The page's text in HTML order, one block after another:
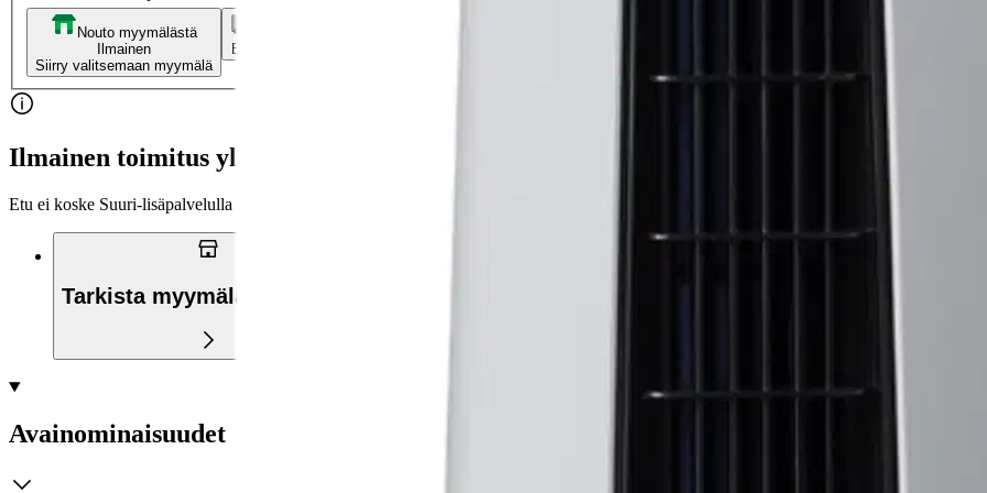
Nouto myymälästä
Ilmainen
Siirry valitsemaan myymälä
Ei saatavilla
Ilmainen toimitus yli 100 €:n tilauksille Postin pakettiautomaattiin tai
Etu ei koske Suuri‑lisäpalvelulla toimitettavia tuotteita.
Tarkista myymäläsaatavuus
Avainominaisuudet